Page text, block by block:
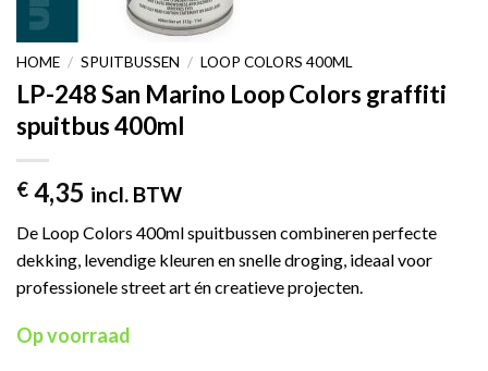
HOME / SPUITBUSSEN / LOOP COLORS 400ML
LP-248 San Marino Loop Colors graffiti
spuitbus 400ml
€ 4,35 incl. BTW
De Loop Colors 400ml spuitbussen combineren perfecte
dekking, levendige kleuren en snelle droging, ideaal voor
professionele street art én creatieve projecten.
Op voorraad